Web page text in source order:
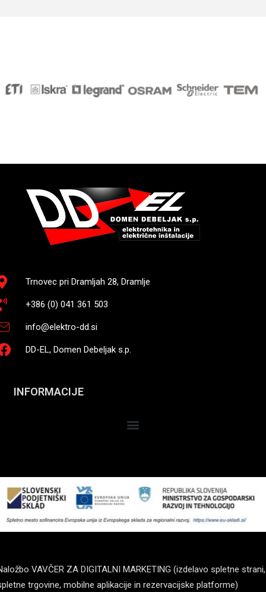
Trnovec pri Dramljah 28, Dramlje
+386 (0) 041 361 503
info@elektro-dd.si
DD-EL, Domen Debeljak s.p.
INFORMACIJE
VAVČER ZA DIGITALNI MARKETING (izdelavo spletne strani,
trgovine, mobilne aplikacije in rezervacijske platforme)